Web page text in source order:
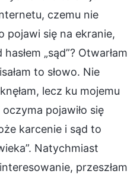
czemu nie
pojawi się na ekranie,
„sąd”? Otwarłam
to słowo. Nie
lecz ku mojemu
pojawiło się
karcenie i sąd to
Natychmiast
przeszłam